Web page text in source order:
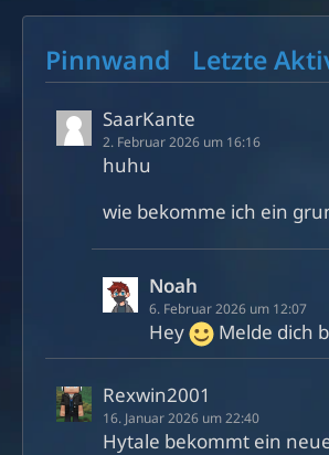
Pinnwand Letzte
SaarKante
2. Februar 2026 um 16:16
huhu
wie bekomme ich ein
Noah
6. Februar 2026 um 12:07
Hey Melde dich
Rexwin2001
16. Januar 2026 um 22:40
Hytale bekommt ein